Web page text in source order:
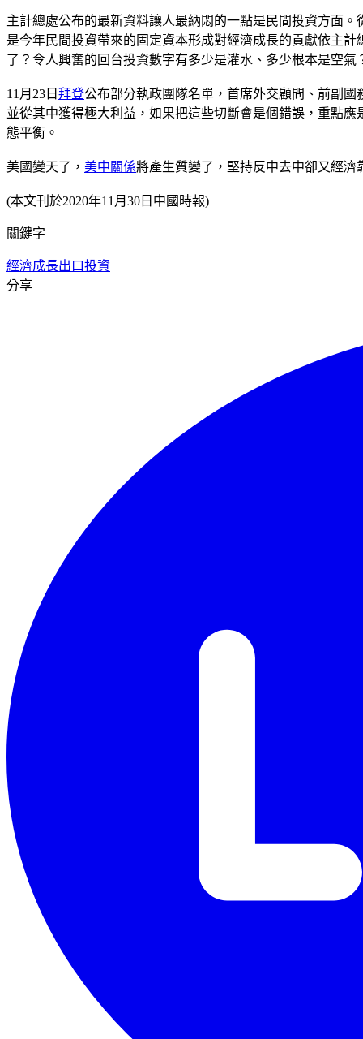
主計總處公布的最新資料讓人最納悶的一點是民間投資方面
是今年民間投資帶來的固定資本形成對經濟成長的貢獻依主
了？令人興奮的回台投資數字有多少是灌水、多少根本是空氣
11月23日 拜登公布部分執政團隊名單，首席外交顧問、前副
並從其中獲得極大利益，如果把這些切斷會是個錯誤，重點
態平衡。
美國變天了， 美中關係將產生質變了，堅持反中去中卻又經濟
(本文刊於2020年11月30日中國時報)
關鍵字
經濟成長出口投資
分享